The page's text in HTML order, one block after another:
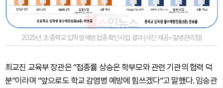
2025년 초·중학교 입학생 예방접종 확인사업 결과 (사진 제공=질병관리청)
최교진 교육부 장관은 “접종률 상승은 학부모와 관련 기관의 협력 덕
분”이라며 “앞으로도 학교 감염병 예방에 힘쓰겠다”고 말했다. 임승관